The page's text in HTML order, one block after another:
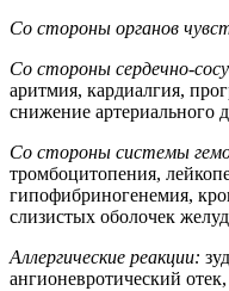
Со стороны органов
Со стороны сердечно-
аритмия, кардиалгия,
снижение артериального
Со стороны системы
тромбоцитопения,
гипофибриногенемия,
слизистых оболочек
Аллергические реакции:
ангионевротический